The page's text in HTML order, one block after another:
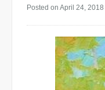
Posted on April 24, 2018